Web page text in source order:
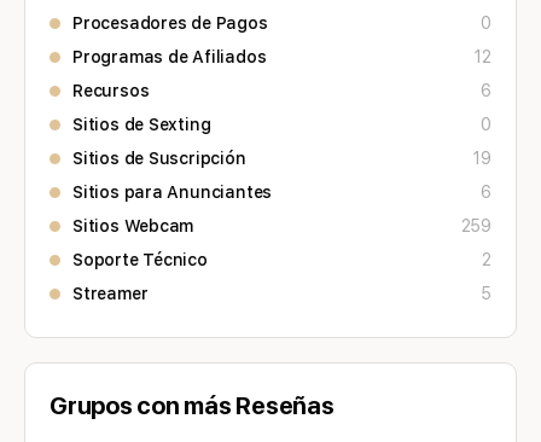
Procesadores de Pagos
0
Programas de Afiliados
12
Recursos
6
Sitios de Sexting
0
Sitios de Suscripción
19
Sitios para Anunciantes
6
Sitios Webcam
259
Soporte Técnico
2
Streamer
5
Grupos con más Reseñas